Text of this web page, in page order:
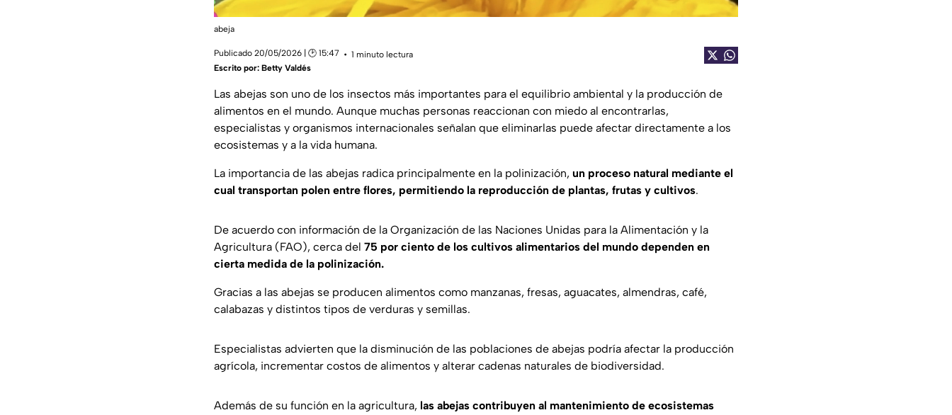
abeja
Publicado 20/05/2026 | 🕑 15:47
1 minuto lectura
Escrito por: Betty Valdés
Las abejas son uno de los insectos más importantes para el equilibrio ambiental y la producción de
alimentos en el mundo. Aunque muchas personas reaccionan con miedo al encontrarlas,
especialistas y organismos internacionales señalan que eliminarlas puede afectar directamente a los
ecosistemas y a la vida humana.
La importancia de las abejas radica principalmente en la polinización, un proceso natural mediante el
cual transportan polen entre flores, permitiendo la reproducción de plantas, frutas y cultivos.
De acuerdo con información de la Organización de las Naciones Unidas para la Alimentación y la
Agricultura (FAO), cerca del 75 por ciento de los cultivos alimentarios del mundo dependen en
cierta medida de la polinización.
Gracias a las abejas se producen alimentos como manzanas, fresas, aguacates, almendras, café,
calabazas y distintos tipos de verduras y semillas.
Especialistas advierten que la disminución de las poblaciones de abejas podría afectar la producción
agrícola, incrementar costos de alimentos y alterar cadenas naturales de biodiversidad.
Además de su función en la agricultura, las abejas contribuyen al mantenimiento de ecosistemas